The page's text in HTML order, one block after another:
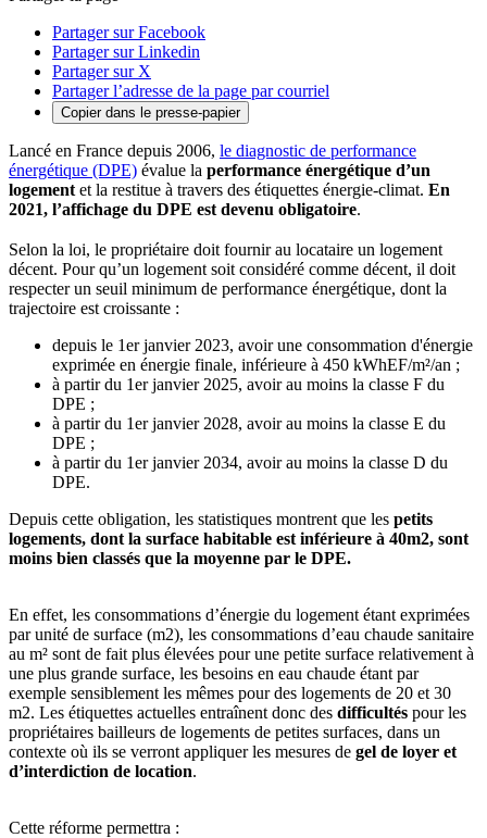
Partager sur Facebook
Partager sur Linkedin
Partager sur X
Partager l’adresse de la page par courriel
Copier dans le presse-papier
Lancé en France depuis 2006, le diagnostic de performance
énergétique (DPE) évalue la performance énergétique d’un
logement et la restitue à travers des étiquettes énergie-climat. En
2021, l’affichage du DPE est devenu obligatoire.
Selon la loi, le propriétaire doit fournir au locataire un logement
décent. Pour qu’un logement soit considéré comme décent, il doit
respecter un seuil minimum de performance énergétique, dont la
trajectoire est croissante :
depuis le 1er janvier 2023, avoir une consommation d'énergie
exprimée en énergie finale, inférieure à 450 kWhEF/m²/an ;
à partir du 1er janvier 2025, avoir au moins la classe F du
DPE ;
à partir du 1er janvier 2028, avoir au moins la classe E du
DPE ;
à partir du 1er janvier 2034, avoir au moins la classe D du
DPE.
Depuis cette obligation, les statistiques montrent que les petits
logements, dont la surface habitable est inférieure à 40m2, sont
moins bien classés que la moyenne par le DPE.
En effet, les consommations d’énergie du logement étant exprimées
par unité de surface (m2), les consommations d’eau chaude sanitaire
au m² sont de fait plus élevées pour une petite surface relativement à
une plus grande surface, les besoins en eau chaude étant par
exemple sensiblement les mêmes pour des logements de 20 et 30
m2. Les étiquettes actuelles entraînent donc des difficultés pour les
propriétaires bailleurs de logements de petites surfaces, dans un
contexte où ils se verront appliquer les mesures de gel de loyer et
d’interdiction de location.
Cette réforme permettra :